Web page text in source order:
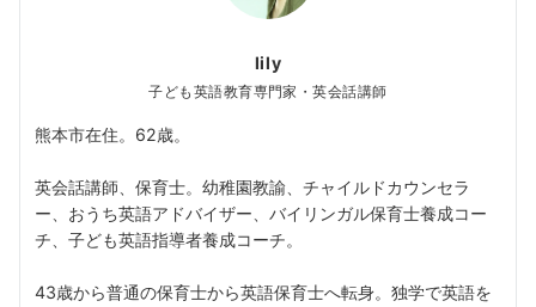
lily
子ども英語教育専門家・英会話講師
熊本市在住。62歳。
英会話講師、保育士。幼稚園教諭、チャイルドカウンセラ
ー、おうち英語アドバイザー、バイリンガル保育士養成コー
チ、子ども英語指導者養成コーチ。
43歳から普通の保育士から英語保育士へ転身。独学で英語を